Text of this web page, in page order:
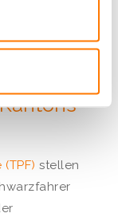
stellen